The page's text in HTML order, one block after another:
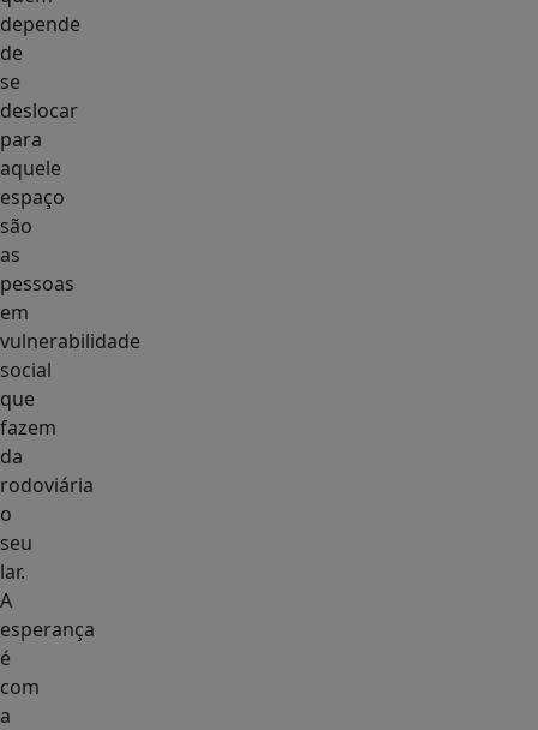
depende
de
se
deslocar
para
aquele
espaço
são
as
pessoas
em
vulnerabilidade
social
que
fazem
da
rodoviária
o
seu
lar.
A
esperança
é
com
a